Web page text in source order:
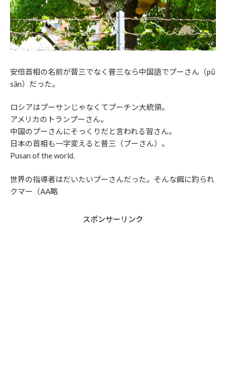
安倍首相の名前が晋三でなく普三なら中国語でプーさん（pŭ
sān）だった。
ロシアはプーサンじゃなくてプーチン大統領。
アメリカのトランプーさん。
中国のプーさんにそっくりだと言われる習さん。
日本の首相も一字変えると普三（プーさん）。
Pusan of the world.
世界の指導者はだいたいプーさんだった。そんな餌に釣られ
クマー（AA略
スポンサーリンク